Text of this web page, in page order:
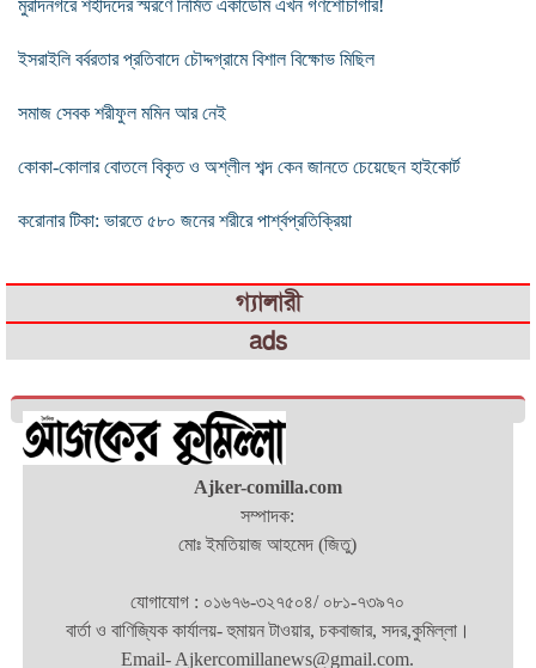
মুরাদনগরে শহীদদের স্মরণে নির্মিত একাডেমি এখন গণশৌচাগার!
ইসরাইলি বর্বরতার প্রতিবাদে চৌদ্দগ্রামে বিশাল বিক্ষোভ মিছিল
সমাজ সেবক শরীফুল মমিন আর নেই
কোকা-কোলার বোতলে বিকৃত ও অশ্লীল শব্দ কেন জানতে চেয়েছেন হাইকোর্ট
করোনার টিকা: ভারতে ৫৮০ জনের শরীরে পার্শ্বপ্রতিক্রিয়া
গ্যালারী
ads
Ajker-comilla.com
সম্পাদক:
মোঃ ইমতিয়াজ আহমেদ (জিতু)
যোগাযোগ : ০১৬৭৬-৩২৭৫০৪/ ০৮১-৭৩৯৭০
বার্তা ও বাণিজ্যিক কার্যালয়- হুমায়ন টাওয়ার, চকবাজার, সদর,কুমিল্লা।
Email- Ajkercomillanews@gmail.com.